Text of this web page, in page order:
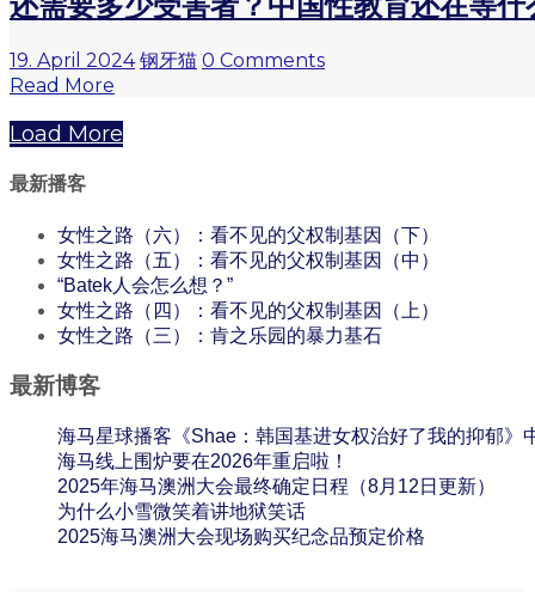
19. April 2024 钢牙猫 0 Comments
Read More
Load More
最新播客
女性之路（六）：看不见的父权制基因（下）
女性之路（五）：看不见的父权制基因（中）
“Batek人会怎么想？”
女性之路（四）：看不见的父权制基因（上）
女性之路（三）：肯之乐园的暴力基石
最新博客
海马星球播客《Shae：韩国基进女权治好了我的抑郁》
海马线上围炉要在2026年重启啦！
2025年海马澳洲大会最终确定日程（8月12日更新）
为什么小雪微笑着讲地狱笑话
2025海马澳洲大会现场购买纪念品预定价格